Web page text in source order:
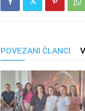
POVEZANI ČLANCI